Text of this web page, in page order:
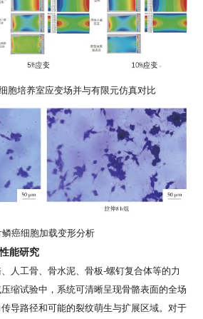
胞培养室应变场并与有限元仿真对比
鳞癌细胞加载变形分析
能研究
人工骨、骨水泥、骨板-螺钉复合体等的力
缩试验中，系统可清晰呈现骨骼表面的全场
导路径和可能的裂纹萌生与扩展区域。对于